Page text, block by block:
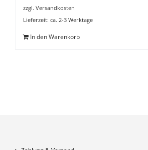
zzgl. Versandkosten
Lieferzeit: ca. 2-3 Werktage
In den Warenkorb